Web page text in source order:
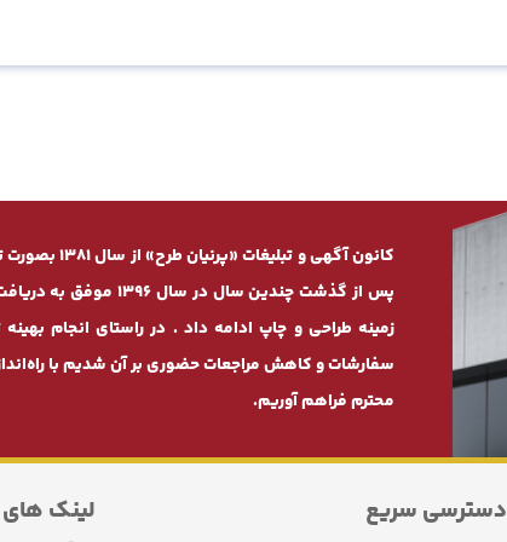
کانون
پس از گذشت چندیـن
زمینه طراحی و چاپ ادامه داد . در راستای انجام
سفارشات و کاهش مراجعات حضوری بر آن شدیم با
محترم فراهم آوریم.
دسترسی سریع لینک